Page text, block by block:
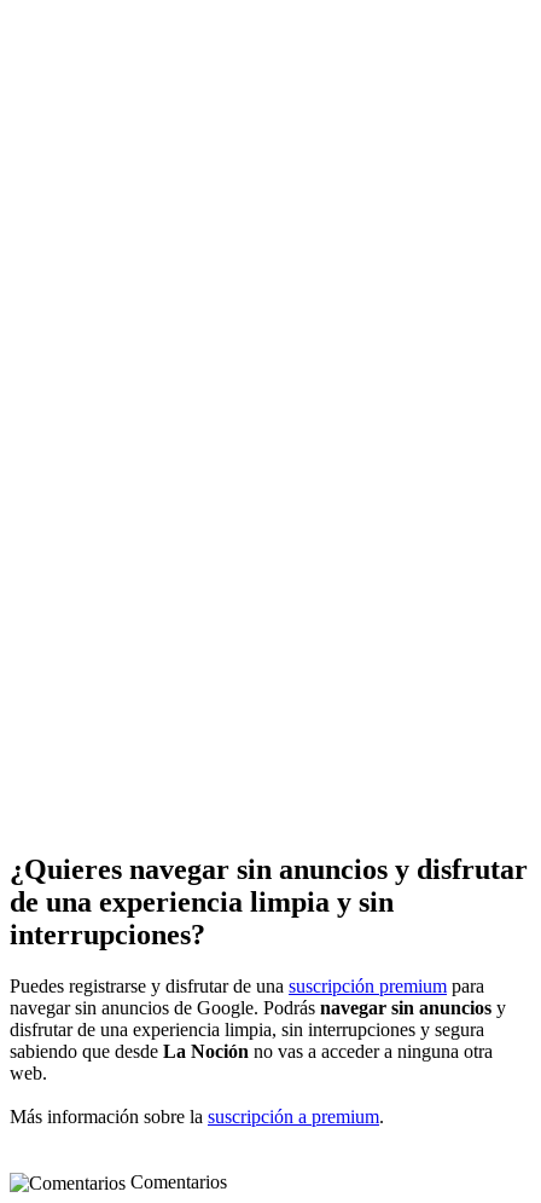
¿Quieres navegar sin anuncios y disfrutar
de una experiencia limpia y sin
interrupciones?
Puedes registrarse y disfrutar de una suscripción premium para
navegar sin anuncios de Google. Podrás navegar sin anuncios y
disfrutar de una experiencia limpia, sin interrupciones y segura
sabiendo que desde La Noción no vas a acceder a ninguna otra
web.
Más información sobre la suscripción a premium.
Comentarios